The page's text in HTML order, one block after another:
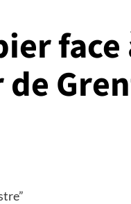
face